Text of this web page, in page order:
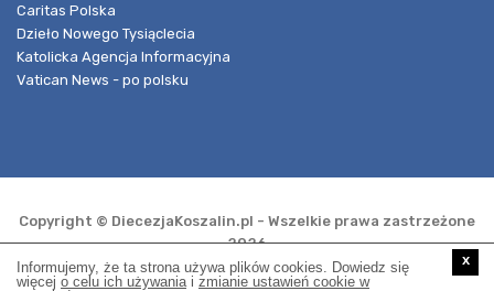
Caritas Polska
Dzieło Nowego Tysiąclecia
Katolicka Agencja Informacyjna
Vatican News - po polsku
Copyright © DiecezjaKoszalin.pl - Wszelkie prawa zastrzeżone
2026
Informujemy, że ta strona używa plików cookies. Dowiedz się
więcej o celu ich używaniai zmianie ustawień cookie w
x